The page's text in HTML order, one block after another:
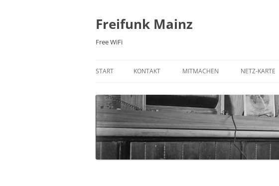
springen
Freifunk Mainz
Free WiFi
START KONTAKT
MAILINGLISTE
NEWSLETTER
IRC-CHAT
MITMACHEN
MITGLIED WERDEN
WIKI
PRAXIS: 3D CORNER ANTENNE
NETZ-KARTE